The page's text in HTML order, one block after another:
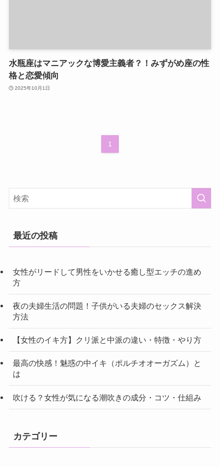
水瓶座はマニアックな博愛主義者？！みずがめ座の性
格と恋愛傾向
2025年10月1日
1
最近の投稿
女性がリードして男性をいかせる癒し型エッチの進め
方
夜の夫婦生活の問題！子供がいる夫婦のセックス解決
方法
【女性のイキ方】クリ派と中派の違い・特徴・やり方
最高の快感！魅惑の中イキ（ポルチオオーガズム）と
は
吹ける？女性が気になる潮吹きの成分・コツ・仕組み
カテゴリー